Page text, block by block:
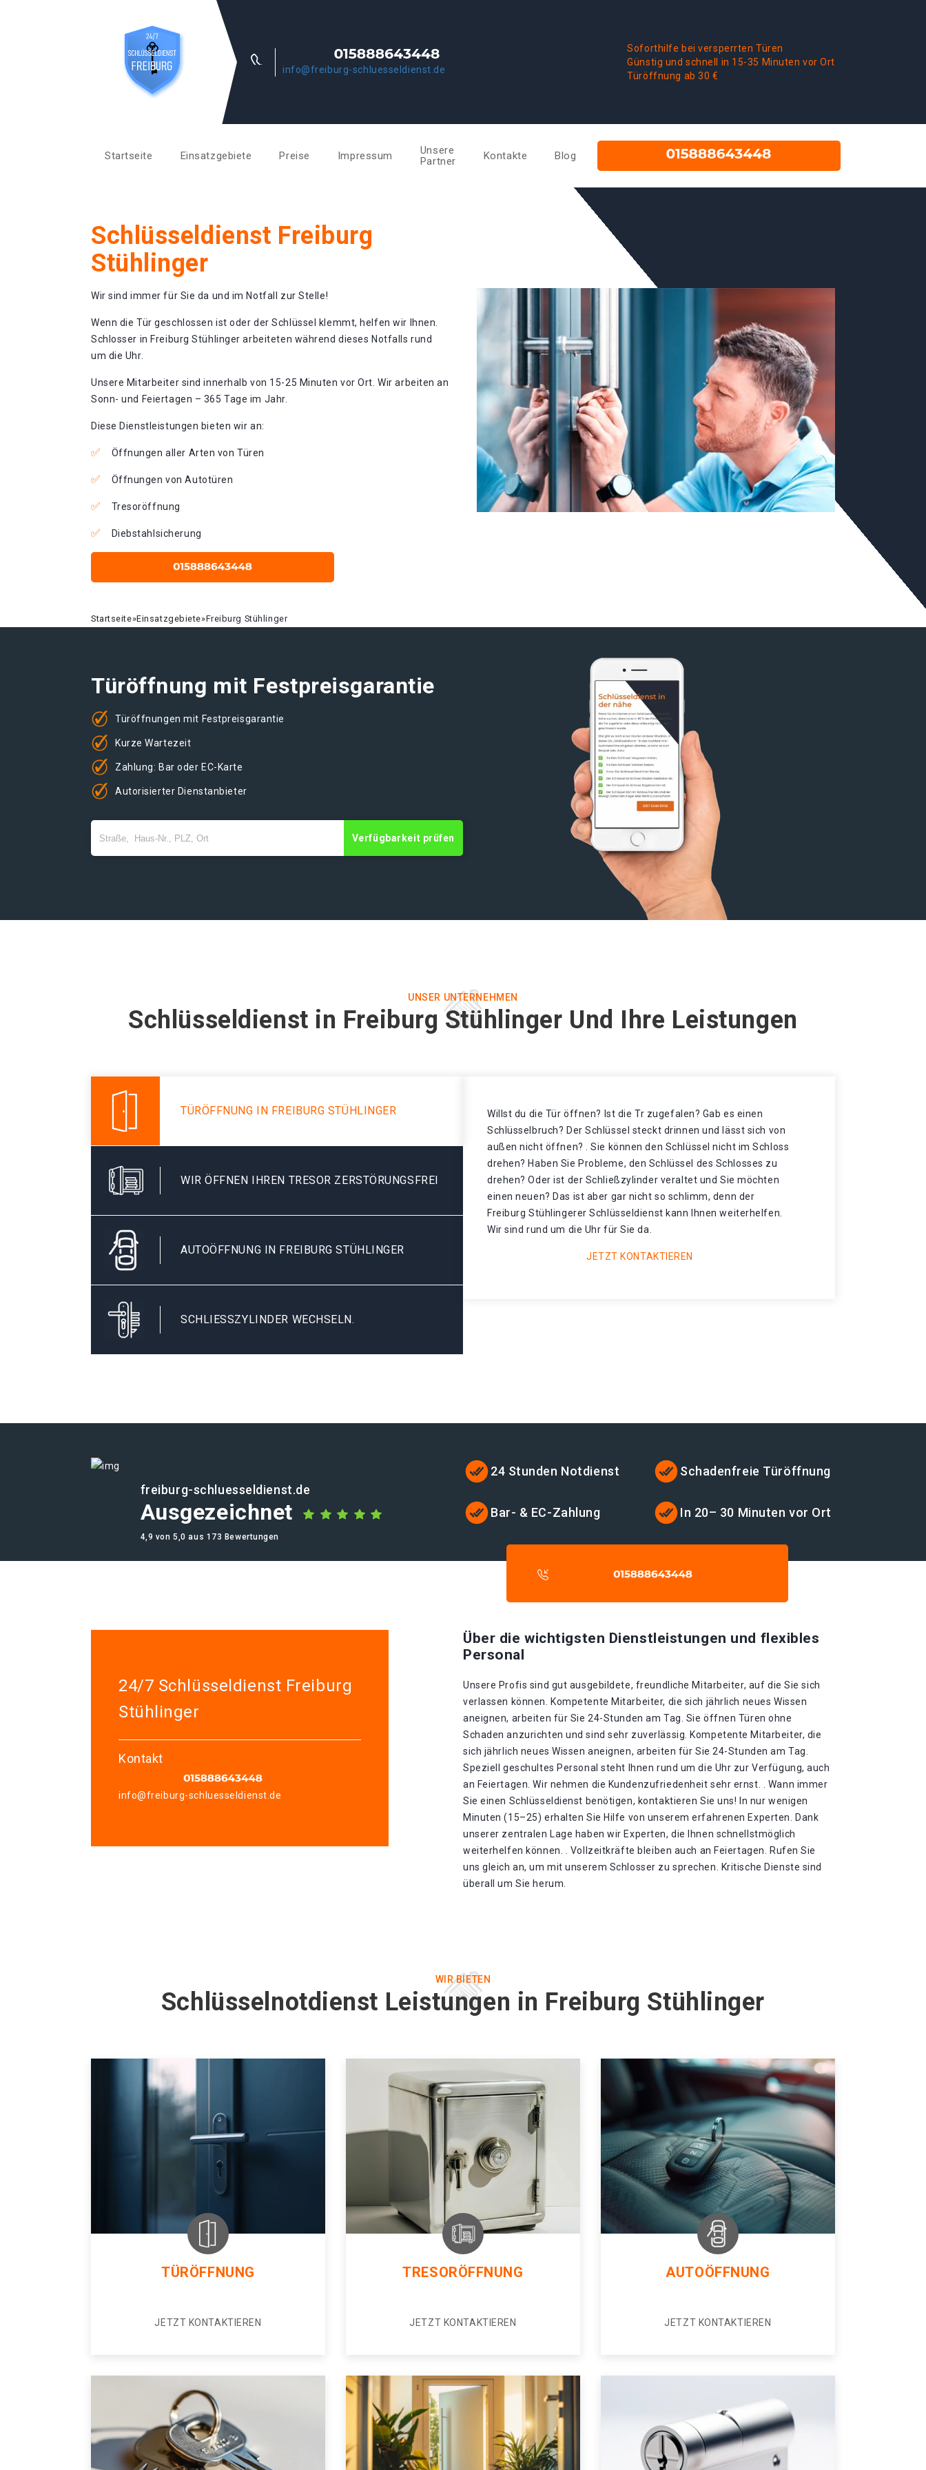
info@freiburg-schluesseldienst.de
Soforthilfe bei versperrten Türen
Günstig und schnell in 15-35 Minuten vor Ort
Türöffnung ab 30 €
Startseite Einsatzgebiete Preise Impressum
Unsere
Partner
Kontakte Blog
Schlüsseldienst Freiburg
Stühlinger
Wir sind immer für Sie da und im Notfall zur Stelle!
Wenn die Tür geschlossen ist oder der Schlüssel klemmt, helfen wir Ihnen.
Schlosser in Freiburg Stühlinger arbeiteten während dieses Notfalls rund
um die Uhr.
Unsere Mitarbeiter sind innerhalb von 15-25 Minuten vor Ort. Wir arbeiten an
Sonn- und Feiertagen – 365 Tage im Jahr.
Diese Dienstleistungen bieten wir an:
Öffnungen aller Arten von Türen
Öffnungen von Autotüren
Tresoröffnung
Diebstahlsicherung
Startseite»Einsatzgebiete»Freiburg Stühlinger
Türöffnung mit Festpreisgarantie
Türöffnungen mit Festpreisgarantie
Kurze Wartezeit
Zahlung: Bar oder EC-Karte
Autorisierter Dienstanbieter
Verfügbarkeit prüfen
UNSER UNTERNEHMEN
Schlüsseldienst in Freiburg Stühlinger Und Ihre Leistungen
TÜRÖFFNUNG IN FREIBURG STÜHLINGER
WIR ÖFFNEN IHREN TRESOR ZERSTÖRUNGSFREI
AUTOÖFFNUNG IN FREIBURG STÜHLINGER
SCHLIESSZYLINDER WECHSELN.
Willst du die Tür öffnen? Ist die Tr zugefalen? Gab es einen
Schlüsselbruch? Der Schlüssel steckt drinnen und lässt sich von
außen nicht öffnen? . Sie können den Schlüssel nicht im Schloss
drehen? Haben Sie Probleme, den Schlüssel des Schlosses zu
drehen? Oder ist der Schließzylinder veraltet und Sie möchten
einen neuen? Das ist aber gar nicht so schlimm, denn der
Freiburg Stühlingerer Schlüsseldienst kann Ihnen weiterhelfen.
Wir sind rund um die Uhr für Sie da.
JETZT KONTAKTIEREN
freiburg-schluesseldienst.de
Ausgezeichnet
4,9 von 5,0 aus 173 Bewertungen
24 Stunden Notdienst Schadenfreie Türöffnung
Bar- & EC-Zahlung In 20– 30 Minuten vor Ort
24/7 Schlüsseldienst Freiburg
Stühlinger
Kontakt
info@freiburg-schluesseldienst.de
Über die wichtigsten Dienstleistungen und flexibles
Personal
Unsere Profis sind gut ausgebildete, freundliche Mitarbeiter, auf die Sie sich
verlassen können. Kompetente Mitarbeiter, die sich jährlich neues Wissen
aneignen, arbeiten für Sie 24-Stunden am Tag. Sie öffnen Türen ohne
Schaden anzurichten und sind sehr zuverlässig. Kompetente Mitarbeiter, die
sich jährlich neues Wissen aneignen, arbeiten für Sie 24-Stunden am Tag.
Speziell geschultes Personal steht Ihnen rund um die Uhr zur Verfügung, auch
an Feiertagen. Wir nehmen die Kundenzufriedenheit sehr ernst. . Wann immer
Sie einen Schlüsseldienst benötigen, kontaktieren Sie uns! In nur wenigen
Minuten (15–25) erhalten Sie Hilfe von unserem erfahrenen Experten. Dank
unserer zentralen Lage haben wir Experten, die Ihnen schnellstmöglich
weiterhelfen können. . Vollzeitkräfte bleiben auch an Feiertagen. Rufen Sie
uns gleich an, um mit unserem Schlosser zu sprechen. Kritische Dienste sind
überall um Sie herum.
WIR BIETEN
Schlüsselnotdienst Leistungen in Freiburg Stühlinger
TÜRÖFFNUNG
JETZT KONTAKTIEREN
TRESORÖFFNUNG
JETZT KONTAKTIEREN
AUTOÖFFNUNG
JETZT KONTAKTIEREN